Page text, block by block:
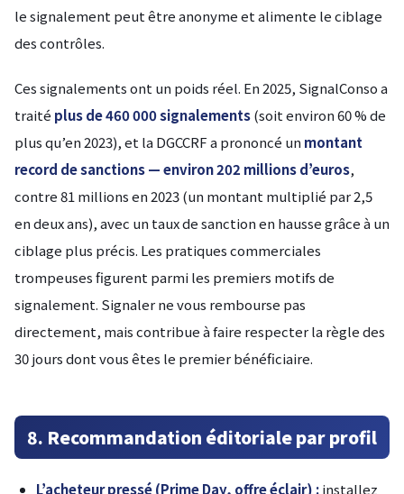
le signalement peut être anonyme et alimente le ciblage
des contrôles.
Ces signalements ont un poids réel. En 2025, SignalConso a
traité plus de 460 000 signalements(soit environ 60 % de
plus qu’en 2023), et la DGCCRF a prononcé un montant
record de sanctions — environ 202 millions d’euros,
contre 81 millions en 2023 (un montant multiplié par 2,5
en deux ans), avec un taux de sanction en hausse grâce à un
ciblage plus précis. Les pratiques commerciales
trompeuses figurent parmi les premiers motifs de
signalement. Signaler ne vous rembourse pas
directement, mais contribue à faire respecter la règle des
30 jours dont vous êtes le premier bénéficiaire.
8. Recommandation éditoriale par profil
L’acheteur pressé (Prime Day, offre éclair) :installez